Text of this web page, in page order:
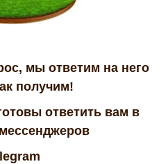
мы ответим на него
получим!
ответить вам в